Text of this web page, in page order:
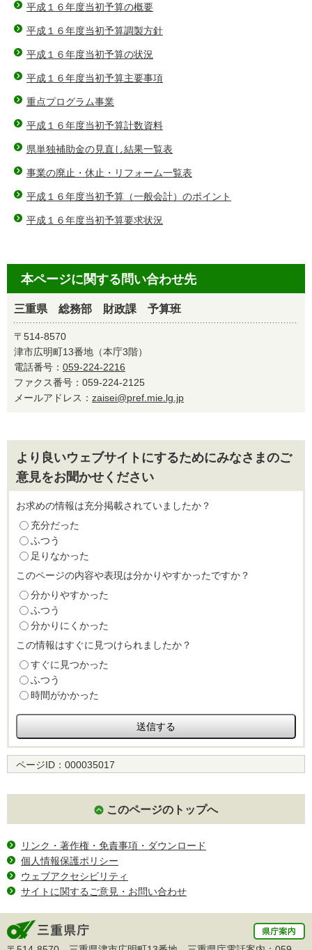
平成１６年度当初予算の概要
平成１６年度当初予算調製方針
平成１６年度当初予算の状況
平成１６年度当初予算主要事項
重点プログラム事業
平成１６年度当初予算計数資料
県単独補助金の見直し結果一覧表
事業の廃止・休止・リフォーム一覧表
平成１６年度当初予算（一般会計）のポイント
平成１６年度当初予算要求状況
本ページに関する問い合わせ先
三重県 総務部 財政課 予算班
〒514-8570
津市広明町13番地（本庁3階）
電話番号： 059-224-2216
ファクス番号：059-224-2125
メールアドレス： zaisei@pref.mie.lg.jp
より良いウェブサイトにするためにみなさまのご
意見をお聞かせください
お求めの情報は充分掲載されていましたか？
充分だった
ふつう
足りなかった
このページの内容や表現は分かりやすかったですか？
分かりやすかった
ふつう
分かりにくかった
この情報はすぐに見つけられましたか？
すぐに見つかった
ふつう
時間がかかった
ページID： 000035017
このページのトップへ
リンク・著作権・免責事項・ダウンロード
個人情報保護ポリシー
ウェブアクセシビリティ
サイトに関するご意見・お問い合わせ